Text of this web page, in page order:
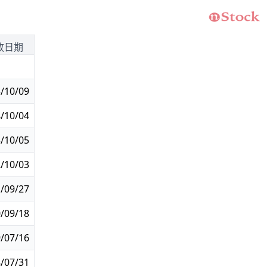
日期
10/09
10/04
10/05
10/03
09/27
09/18
07/16
07/31